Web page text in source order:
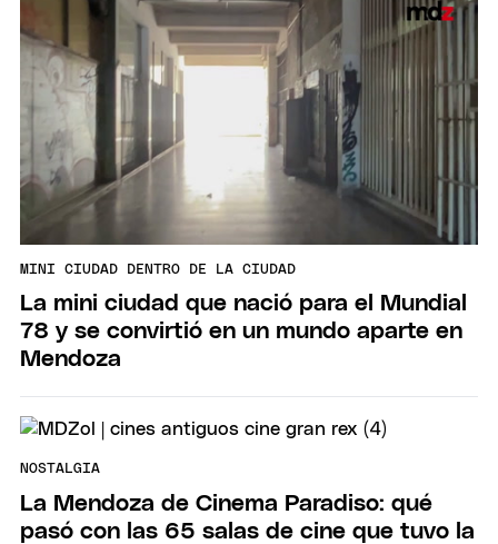
MINI CIUDAD DENTRO DE LA CIUDAD
La mini ciudad que nació para el Mundial
78 y se convirtió en un mundo aparte en
Mendoza
NOSTALGIA
La Mendoza de Cinema Paradiso: qué
pasó con las 65 salas de cine que tuvo la